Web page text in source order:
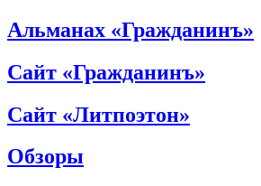
Альманах «Гражданинъ»
Сайт «Гражданинъ»
Сайт «Литпоэтон»
Обзоры